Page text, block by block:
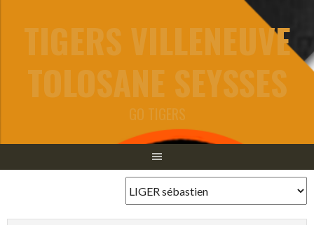
TIGERS VILLENEUVE
TOLOSANE SEYSSES
GO TIGERS